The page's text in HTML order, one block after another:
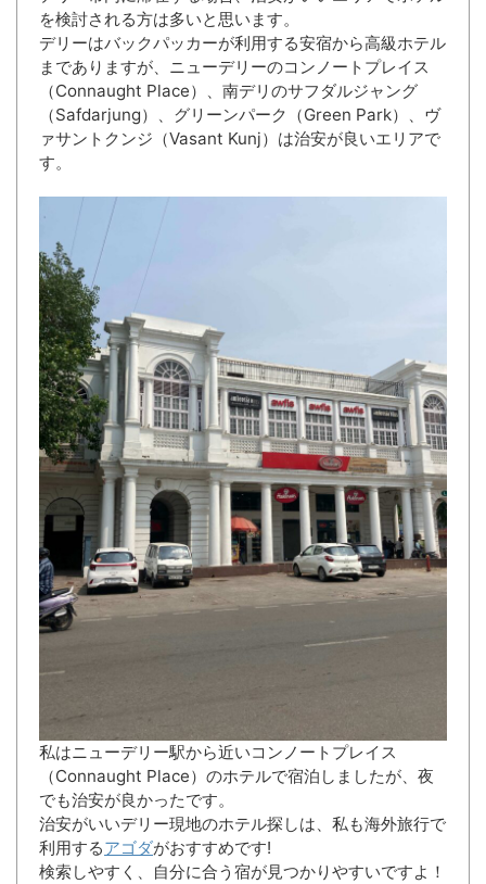
を検討される方は多いと思います。
デリーはバックパッカーが利用する安宿から高級ホテル
までありますが、ニューデリーのコンノートプレイス
（Connaught Place）、南デリのサフダルジャング
（Safdarjung）、グリーンパーク（Green Park）、ヴ
ァサントクンジ（Vasant Kunj）は治安が良いエリアで
す。
私はニューデリー駅から近いコンノートプレイス
（Connaught Place）のホテルで宿泊しましたが、夜
でも治安が良かったです。
治安がいいデリー現地のホテル探しは、私も海外旅行で
利用するアゴダがおすすめです!
検索しやすく、自分に合う宿が見つかりやすいですよ！